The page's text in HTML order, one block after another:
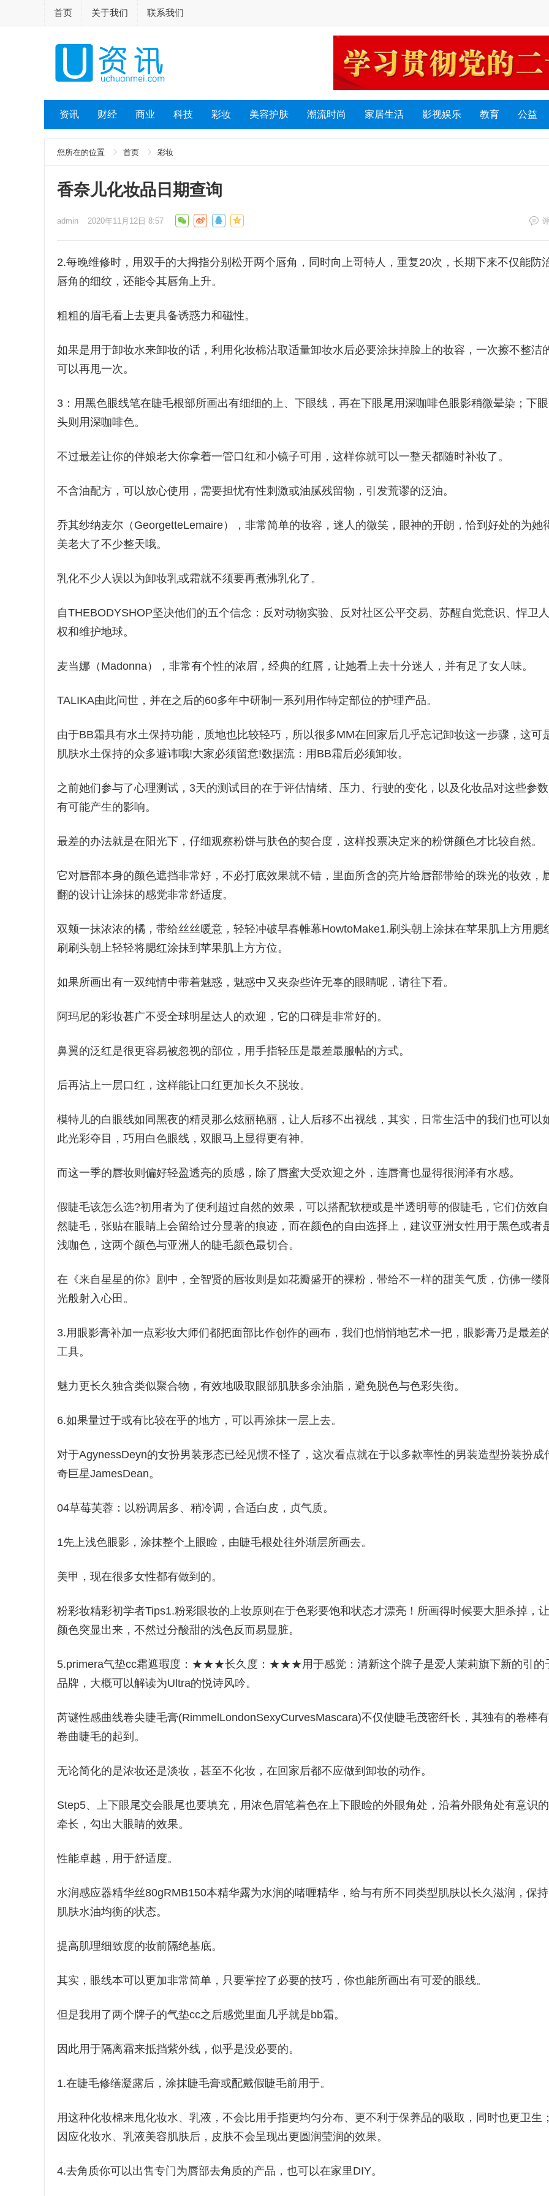
首页 关于我们 联系我们
资讯 财经 商业 科技 彩妆 美容护肤 潮流时尚 家居生活 影视娱乐 教育 公益
您所在的位置 首页 彩妆
香奈儿化妆品日期查询
admin 2020年11月12日 8:57
2.每晚维修时，用双手的大拇指分别松开两个唇角，同时向上哥特人，重复20次，长期下来不仅能防
唇角的细纹，还能令其唇角上升。
粗粗的眉毛看上去更具备诱惑力和磁性。
如果是用于卸妆水来卸妆的话，利用化妆棉沾取适量卸妆水后必要涂抹掉脸上的妆容，一次擦不整洁
可以再甩一次。
3：用黑色眼线笔在睫毛根部所画出有细细的上、下眼线，再在下眼尾用深咖啡色眼影稍微晕染；下眼
头则用深咖啡色。
不过最差让你的伴娘老大你拿着一管口红和小镜子可用，这样你就可以一整天都随时补妆了。
不含油配方，可以放心使用，需要担忧有性刺激或油腻残留物，引发荒谬的泛油。
乔其纱纳麦尔（GeorgetteLemaire），非常简单的妆容，迷人的微笑，眼神的开朗，恰到好处的为她
美老大了不少整天哦。
乳化不少人误以为卸妆乳或霜就不须要再煮沸乳化了。
自THEBODYSHOP坚决他们的五个信念：反对动物实验、反对社区公平交易、苏醒自觉意识、悍卫人
权和维护地球。
麦当娜（Madonna），非常有个性的浓眉，经典的红唇，让她看上去十分迷人，并有足了女人味。
TALIKA由此问世，并在之后的60多年中研制一系列用作特定部位的护理产品。
由于BB霜具有水土保持功能，质地也比较轻巧，所以很多MM在回家后几乎忘记卸妆这一步骤，这可
肌肤水土保持的众多避讳哦!大家必须留意!数据流：用BB霜后必须卸妆。
之前她们参与了心理测试，3天的测试目的在于评估情绪、压力、行驶的变化，以及化妆品对这些参数
有可能产生的影响。
最差的办法就是在阳光下，仔细观察粉饼与肤色的契合度，这样投票决定来的粉饼颜色才比较自然。
它对唇部本身的颜色遮挡非常好，不必打底效果就不错，里面所含的亮片给唇部带给的珠光的妆效，
翻的设计让涂抹的感觉非常舒适度。
双颊一抹浓浓的橘，带给丝丝暖意，轻轻冲破早春帷幕HowtoMake1.刷头朝上涂抹在苹果肌上方用腮
刷刷头朝上轻轻将腮红涂抹到苹果肌上方方位。
如果所画出有一双纯情中带着魅惑，魅惑中又夹杂些许无辜的眼睛呢，请往下看。
阿玛尼的彩妆甚广不受全球明星达人的欢迎，它的口碑是非常好的。
鼻翼的泛红是很更容易被忽视的部位，用手指轻压是最差最服帖的方式。
后再沾上一层口红，这样能让口红更加长久不脱妆。
模特儿的白眼线如同黑夜的精灵那么炫丽艳丽，让人后移不出视线，其实，日常生活中的我们也可以
此光彩夺目，巧用白色眼线，双眼马上显得更有神。
而这一季的唇妆则偏好轻盈透亮的质感，除了唇蜜大受欢迎之外，连唇膏也显得很润泽有水感。
假睫毛该怎么选?初用者为了便利超过自然的效果，可以搭配软梗或是半透明萼的假睫毛，它们仿效自
然睫毛，张贴在眼睛上会留给过分显著的痕迹，而在颜色的自由选择上，建议亚洲女性用于黑色或者
浅咖色，这两个颜色与亚洲人的睫毛颜色最切合。
在《来自星星的你》剧中，全智贤的唇妆则是如花瓣盛开的裸粉，带给不一样的甜美气质，仿佛一缕
光般射入心田。
3.用眼影膏补加一点彩妆大师们都把面部比作创作的画布，我们也悄悄地艺术一把，眼影膏乃是最差
工具。
魅力更长久独含类似聚合物，有效地吸取眼部肌肤多余油脂，避免脱色与色彩失衡。
6.如果量过于或有比较在乎的地方，可以再涂抹一层上去。
对于AgynessDeyn的女扮男装形态已经见惯不怪了，这次看点就在于以多款率性的男装造型扮装扮成
奇巨星JamesDean。
04草莓芙蓉：以粉调居多、稍冷调，合适白皮，贞气质。
1先上浅色眼影，涂抹整个上眼睑，由睫毛根处往外渐层所画去。
美甲，现在很多女性都有做到的。
粉彩妆精彩初学者Tips1.粉彩眼妆的上妆原则在于色彩要饱和状态才漂亮！所画得时候要大胆杀掉，让
颜色突显出来，不然过分酸甜的浅色反而易显脏。
5.primera气垫cc霜遮瑕度：★★★长久度：★★★用于感觉：清新这个牌子是爱人茉莉旗下新的引的
品牌，大概可以解读为Ultra的悦诗风吟。
芮谜性感曲线卷尖睫毛膏(RimmelLondonSexyCurvesMascara)不仅使睫毛茂密纤长，其独有的卷棒有
卷曲睫毛的起到。
无论简化的是浓妆还是淡妆，甚至不化妆，在回家后都不应做到卸妆的动作。
Step5、上下眼尾交会眼尾也要填充，用浓色眉笔着色在上下眼睑的外眼角处，沿着外眼角处有意识的
牵长，勾出大眼睛的效果。
性能卓越，用于舒适度。
水润感应器精华丝80gRMB150本精华露为水润的啫喱精华，给与有所不同类型肌肤以长久滋润，保持
肌肤水油均衡的状态。
提高肌理细致度的妆前隔绝基底。
其实，眼线本可以更加非常简单，只要掌控了必要的技巧，你也能所画出有可爱的眼线。
但是我用了两个牌子的气垫cc之后感觉里面几乎就是bb霜。
因此用于隔离霜来抵挡紫外线，似乎是没必要的。
1.在睫毛修缮凝露后，涂抹睫毛膏或配戴假睫毛前用于。
用这种化妆棉来甩化妆水、乳液，不会比用手指更均匀分布、更不利于保养品的吸取，同时也更卫生
因应化妆水、乳液美容肌肤后，皮肤不会呈现出更圆润莹润的效果。
4.去角质你可以出售专门为唇部去角质的产品，也可以在家里DIY。